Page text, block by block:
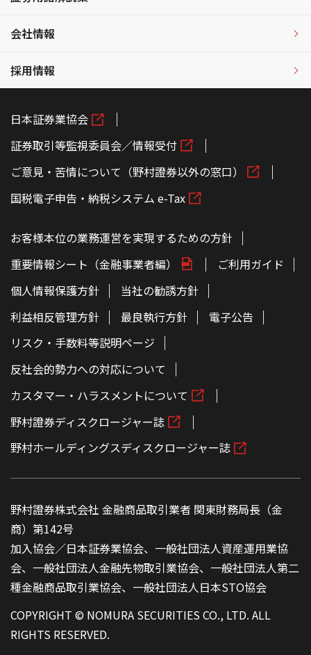
会社情報
採用情報
日本証券業協会
証券取引等監視委員会／情報受付
ご意見・苦情について（野村證券以外の窓口）
国税電子申告・納税システム e-Tax
お客様本位の業務運営を実現するための方針
重要情報シート（金融事業者編）
ご利用ガイド
個人情報保護方針
当社の勧誘方針
利益相反管理方針
最良執行方針
電子公告
リスク・手数料等説明ページ
反社会的勢力への対応について
カスタマー・ハラスメントについて
野村證券ディスクロージャー誌
野村ホールディングスディスクロージャー誌
野村證券株式会社 金融商品取引業者 関東財務局長（金
商）第142号
加入協会／日本証券業協会、一般社団法人資産運用業協
会、一般社団法人金融先物取引業協会、一般社団法人第二
種金融商品取引業協会、一般社団法人日本STO協会
COPYRIGHT © NOMURA SECURITIES CO., LTD. ALL
RIGHTS RESERVED.